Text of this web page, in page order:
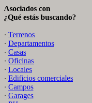
Asociados con
¿Qué estás buscando?
· Terrenos
· Departamentos
· Casas
· Oficinas
· Locales
· Edificios comerciales
· Campos
· Garages